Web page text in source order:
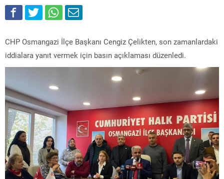
CHP Osmangazi İlçe Başkanı Cengiz Çelikten, son zamanlardaki
iddialara yanıt vermek için basın açıklaması düzenledi.